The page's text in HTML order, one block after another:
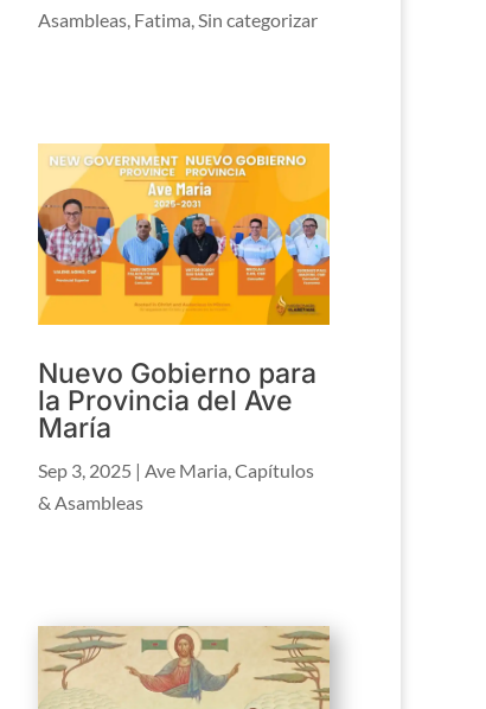
Asambleas Fatima Sin categorizar
Nuevo Gobierno para
la Provincia del Ave
María
Sep 3, 2025 |Ave Maria,Capítulos
& Asambleas